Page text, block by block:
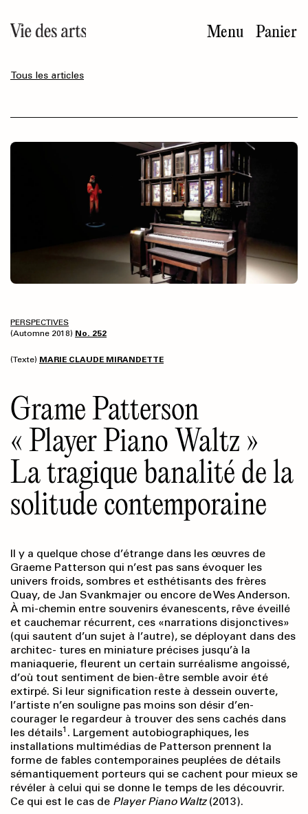
au
contenu
Menu Panier
Tous les articles
PERSPECTIVES
(Automne 2018) No. 252
(Texte) MARIE CLAUDE MIRANDETTE
Grame Patterson
« Player Piano Waltz »
La tragique banalité de la
solitude contemporaine
Il y a quelque chose d’étrange dans les œuvres de
Graeme Patterson qui n’est pas sans évoquer les
univers froids, sombres et esthétisants des frères
Quay, de Jan Svankmajer ou encore de Wes Anderson.
À mi-chemin entre souvenirs évanescents, rêve éveillé
et cauchemar récurrent, ces «narrations disjonctives»
(qui sautent d’un sujet à l’autre), se déployant dans des
architec- tures en miniature précises jusqu’à la
maniaquerie, fleurent un certain surréalisme angoissé,
d’où tout sentiment de bien-être semble avoir été
extirpé. Si leur signification reste à dessein ouverte,
l’artiste n’en souligne pas moins son désir d’en-
courager le regardeur à trouver des sens cachés dans
les détails1 . Largement autobiographiques, les
installations multimédias de Patterson prennent la
forme de fables contemporaines peuplées de détails
sémantiquement porteurs qui se cachent pour mieux se
révéler à celui qui se donne le temps de les découvrir.
Ce qui est le cas de Player Piano Waltz (2013).